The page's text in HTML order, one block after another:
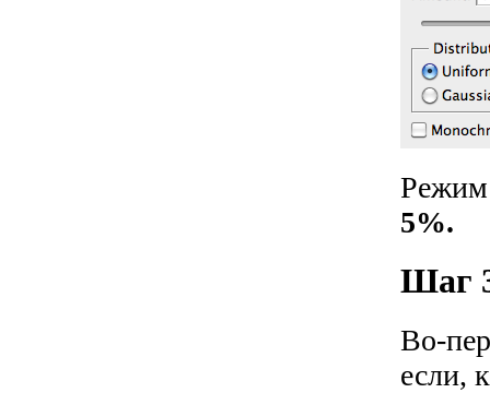
5%.
Шаг
Во-
если,